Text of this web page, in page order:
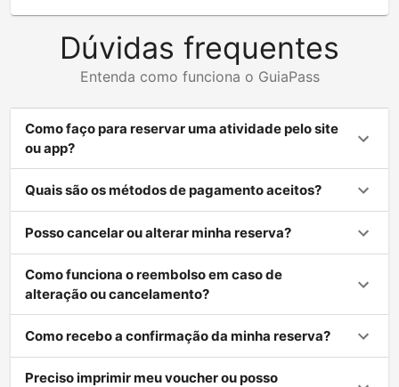
Dúvidas frequentes
Entenda como funciona o GuiaPass
Como faço para reservar uma atividade pelo site
ou app?
Quais são os métodos de pagamento aceitos?
Posso cancelar ou alterar minha reserva?
Como funciona o reembolso em caso de
alteração ou cancelamento?
Como recebo a confirmação da minha reserva?
Preciso imprimir meu voucher ou posso